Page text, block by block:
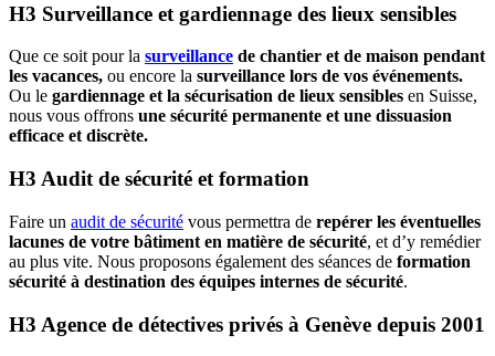
H3 Surveillance et gardiennage des lieux sensibles
Que ce soit pour la surveillance de chantier et de maison pendant
les vacances, ou encore la surveillance lors de vos événements.
Ou le gardiennage et la sécurisation de lieux sensibles en Suisse,
nous vous offrons une sécurité permanente et une dissuasion
efficace et discrète.
H3 Audit de sécurité et formation
Faire un audit de sécurité vous permettra de repérer les éventuelles
lacunes de votre bâtiment en matière de sécurité, et d’y remédier
au plus vite. Nous proposons également des séances de formation
sécurité à destination des équipes internes de sécurité.
H3 Agence de détectives privés à Genève depuis 2001